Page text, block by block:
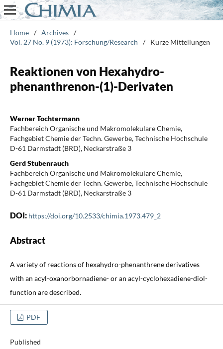
Home / Archives /
Vol. 27 No. 9 (1973): Forschung/Research
/ Kurze Mitteilungen
Reaktionen von Hexahydro-
phenanthrenon-(1)-Derivaten
Werner Tochtermann
Fachbereich Organische und Makromolekulare Chemie,
Fachgebiet Chemie der Techn. Gewerbe, Technische Hochschule
D-61 Darmstadt (BRD), Neckarstraße 3
Gerd Stubenrauch
Fachbereich Organische und Makromolekulare Chemie,
Fachgebiet Chemie der Techn. Gewerbe, Technische Hochschule
D-61 Darmstadt (BRD), Neckarstraße 3
DOI: https://doi.org/10.2533/chimia.1973.479_2
Abstract
A variety of reactions of hexahydro-phenanthrene derivatives
with an acyl-oxanorbornadiene- or an acyl-cyclohexadiene-diol-
function are described.
PDF
Published